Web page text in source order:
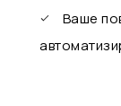
Ваше